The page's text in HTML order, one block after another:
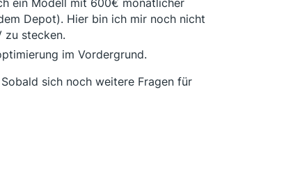
Depot). Hier bin ich mir noch nicht
zu stecken.
im Vordergrund.
sich noch weitere Fragen für